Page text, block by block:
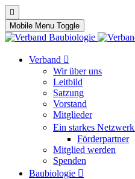
Mobile Menu Toggle
Verband
Wir über uns
Leitbild
Satzung
Vorstand
Mitglieder
Ein starkes Netzwerk
Förderpartner
Mitglied werden
Spenden
Baubiologie